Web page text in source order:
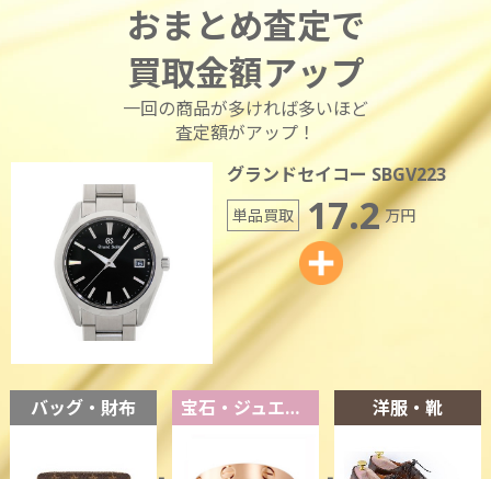
おまとめ査定で
買取金額アップ
一回の商品が多ければ多いほど
査定額がアップ！
グランドセイコー SBGV223
単品買取 17.2万円
バッグ・財布 宝石・ジュエリー 洋服・靴